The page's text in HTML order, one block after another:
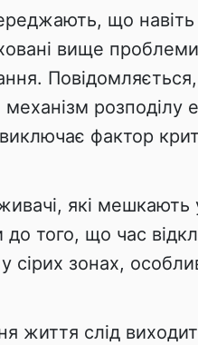
що
вище
розподілу
фактор
які мешкають
до того, що час
сірих зонах,
життя слід